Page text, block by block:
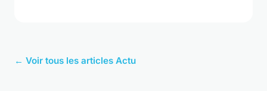
← Voir tous les articles Actu